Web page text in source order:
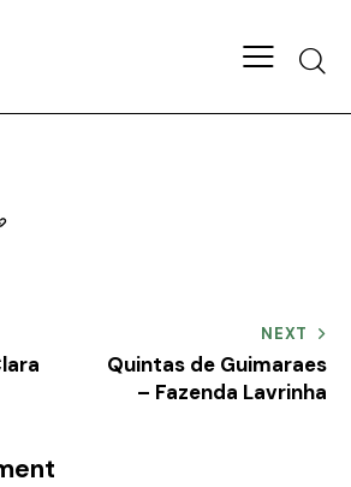
NEXT
Quintas de Guimaraes
– Fazenda Lavrinha